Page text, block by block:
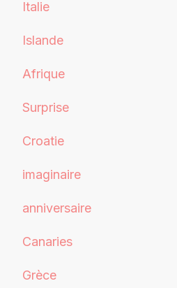
Italie
Islande
Afrique
Surprise
Croatie
imaginaire
anniversaire
Canaries
Grèce